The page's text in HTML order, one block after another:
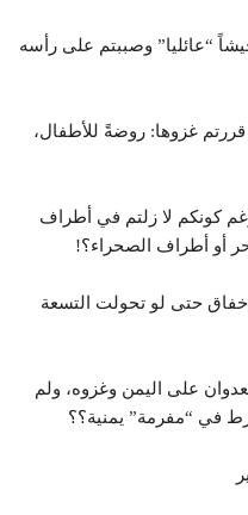
“عائليا” وصببتم على رأسه
غزوها: روضةً للأطفال،
كونكم لا زلتم في أطراف
أو أطراف الصحراء؟!
حتى لو تحولت التسعة
على اليمن وغزوه، ولم
في “مفرمة” يمنية؟؟